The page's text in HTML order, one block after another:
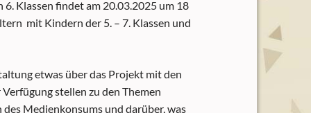
Klassen findet am 20.03.2025 um 18
mit Kindern der 5. – 7. Klassen und
etwas über das Projekt mit den
stellen zu den Themen
Medienkonsums und darüber, was